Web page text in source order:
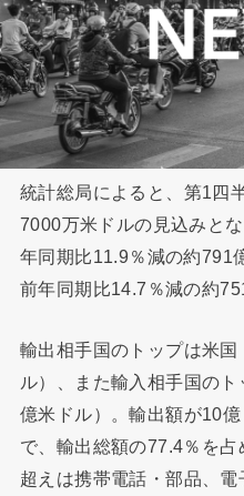
統計総局によると、第1四
7000万米ドルの見込みと
年同期比11.9％減の約791
前年同期比14.7％減の約
輸出相手国のトップは米
ル）、また輸入相手国の
億米ドル）。輸出額が10
で、輸出総額の77.4％を
超えは携帯電話・部品、電